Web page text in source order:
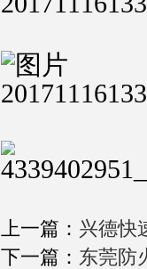
上一篇： 兴德快
下一篇： 东莞防